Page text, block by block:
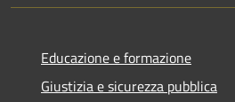
Educazione e formazione
Giustizia e sicurezza pubblica